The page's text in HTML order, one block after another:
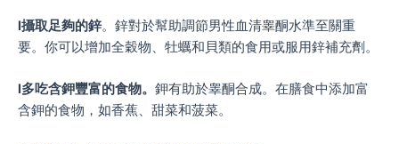
l攝取足夠的鋅。鋅對於幫助調節男性血清睾酮水準至關重
要。你可以增加全穀物、牡蠣和貝類的食用或服用鋅補充劑。
l多吃含鉀豐富的食物。 鉀有助於睾酮合成。在膳食中添加富
含鉀的食物，如香蕉、甜菜和菠菜。